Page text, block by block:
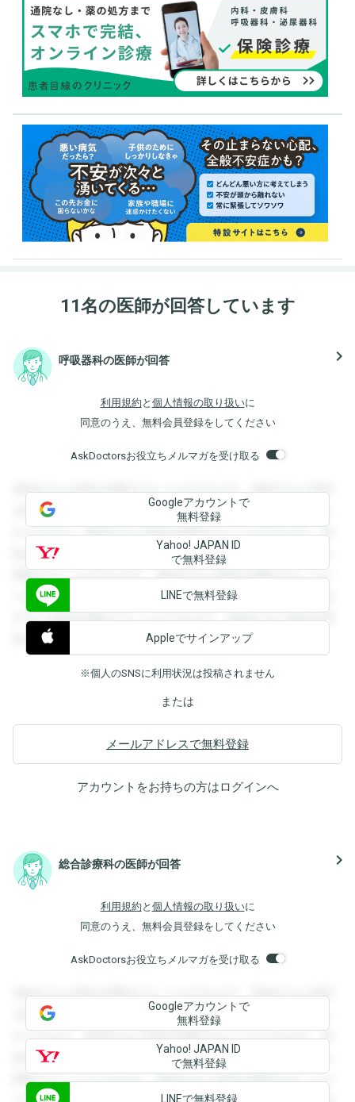
11名の医師が回答しています
呼吸器科の医師が回答 navigate_next
利用規約 と 個人情報の取り扱いに
同意のうえ、無料会員登録をしてください
AskDoctorsお役立ちメルマガを受け取る
登録すると回答を閲覧することができます。登録すると回答
を閲覧することができます。登録すると回答を閲覧すること
ができます。登録すると回答を閲覧することができます。登
録すると回答を閲覧することができます。登録すると回答を
閲覧することができます。登録すると回答を閲覧することが
できます。登録すると回答を閲覧することができます。登録
すると回答を閲覧することができます。登録すると回答を閲
覧することができます。
Googleアカウントで
無料登録
Yahoo! JAPAN ID
で無料登録
LINEで無料登録
Appleでサインアップ
※個人のSNSに利用状況は投稿されません
または
メールアドレスで無料登録
アカウントをお持ちの方はログインへ
総合診療科の医師が回答 navigate_next
利用規約 と 個人情報の取り扱いに
同意のうえ、無料会員登録をしてください
AskDoctorsお役立ちメルマガを受け取る
登録すると回答を閲覧することができます。登録すると回答
を閲覧することができます。登録すると回答を閲覧すること
ができます。登録すると回答を閲覧することができます。登
録すると回答を閲覧することができます。登録すると回答を
閲覧することができます。登録すると回答を閲覧することが
Googleアカウントで
無料登録
Yahoo! JAPAN ID
で無料登録
LINEで無料登録